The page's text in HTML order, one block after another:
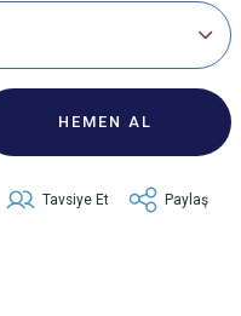
HEMEN AL
Tavsiye Et Paylaş